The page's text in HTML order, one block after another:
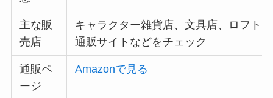
主な販
売店
キャラクター雑貨店、文具店、ロフト
通販サイトなどをチェック
通販ペ
ージ
Amazonで見る